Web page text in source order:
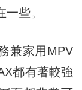
些。
兼家用MPV
都有著較強